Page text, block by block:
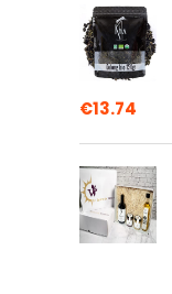
€13.74